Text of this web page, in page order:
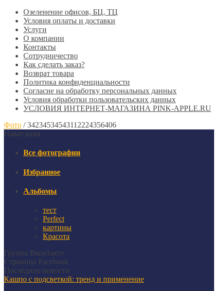
Озеленение офисов, БЦ, ТЦ
Условия оплаты и доставки
Услуги
О компании
Контакты
Сотрудничество
Как сделать заказ?
Возврат товара
Политика конфиденциальности
Согласие ​на обработку персональных данных
Условия обработки пользовательских данных
УСЛОВИЯ ИНТЕРНЕТ-МАГАЗИНА PINK-APPLE.RU
Фото /34234534543112224356406
Навигация
Все фотографии
Избранное
Альбомы
тест
Perfect
картины
Красота
Группа Вконтакте
Страница Facebook
Последние новости
Кашпо с подсветкой: тренд и применение